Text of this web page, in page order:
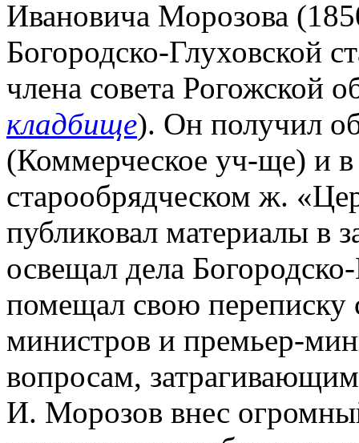
Ивановича Морозова
Богородско-Глуховской
члена совета Рогожской
кладбище). Он получил
(Коммерческое уч-ще) и
старообрядческом ж.
публиковал материалы в
освещал дела
помещал свою
министров и премьер-
вопросам,
И. Морозов внес